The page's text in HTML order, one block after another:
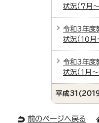
状況（7月
令和3年度
状況（10月
令和3年度
状況（1月
平成
前のページへ戻る